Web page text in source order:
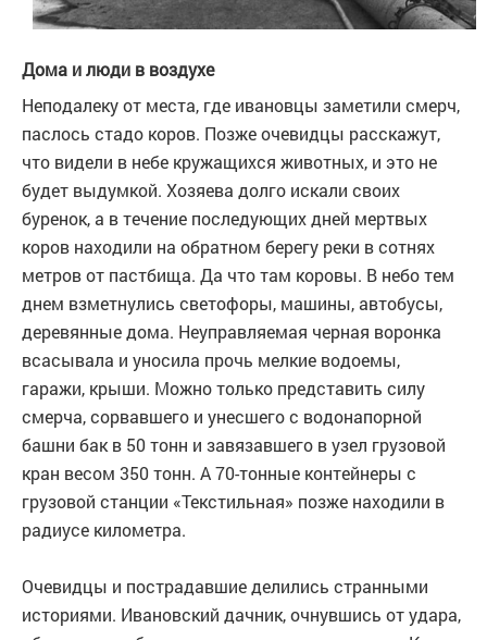
Дома и люди в воздухе
Неподалеку от места, где ивановцы заметили смерч,
паслось стадо коров. Позже очевидцы расскажут,
что видели в небе кружащихся животных, и это не
будет выдумкой. Хозяева долго искали своих
буренок, а в течение последующих дней мертвых
коров находили на обратном берегу реки в сотнях
метров от пастбища. Да что там коровы. В небо тем
днем взметнулись светофоры, машины, автобусы,
деревянные дома. Неуправляемая черная воронка
всасывала и уносила прочь мелкие водоемы,
гаражи, крыши. Можно только представить силу
смерча, сорвавшего и унесшего с водонапорной
башни бак в 50 тонн и завязавшего в узел грузовой
кран весом 350 тонн. А 70-тонные контейнеры с
грузовой станции «Текстильная» позже находили в
радиусе километра.
Очевидцы и пострадавшие делились странными
историями. Ивановский дачник, очнувшись от удара,